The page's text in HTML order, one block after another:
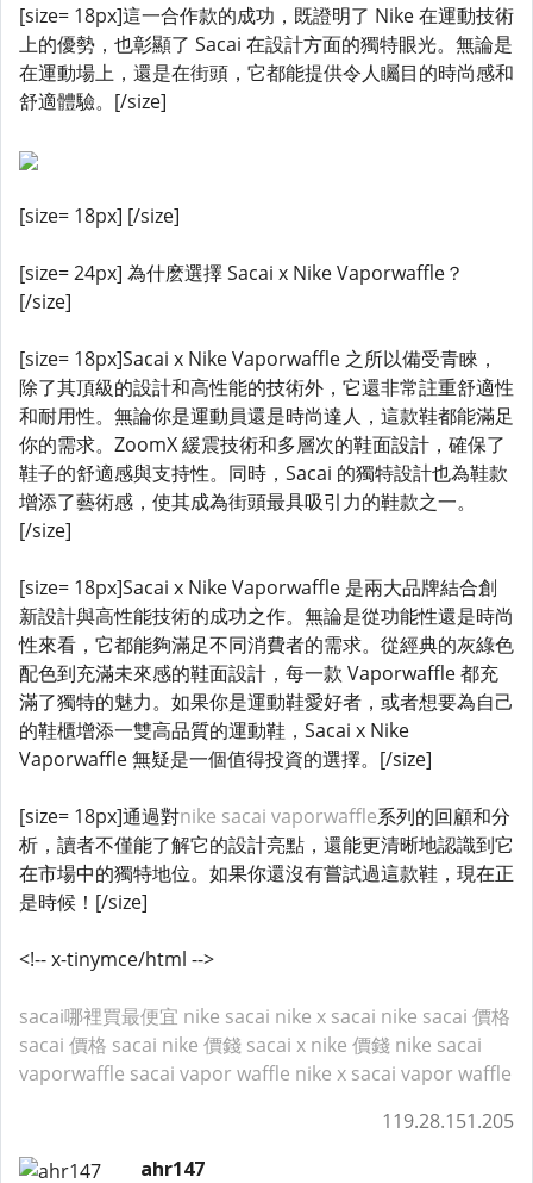
[size= 18px]這一合作款的成功，既證明了 Nike 在運動技術
上的優勢，也彰顯了 Sacai 在設計方面的獨特眼光。無論是
在運動場上，還是在街頭，它都能提供令人矚目的時尚感和
舒適體驗。[/size]
[size= 18px] [/size]
[size= 24px] 為什麽選擇 Sacai x Nike Vaporwaffle？
[/size]
[size= 18px]Sacai x Nike Vaporwaffle 之所以備受青睞，
除了其頂級的設計和高性能的技術外，它還非常註重舒適性
和耐用性。無論你是運動員還是時尚達人，這款鞋都能滿足
你的需求。ZoomX 緩震技術和多層次的鞋面設計，確保了
鞋子的舒適感與支持性。同時，Sacai 的獨特設計也為鞋款
增添了藝術感，使其成為街頭最具吸引力的鞋款之一。
[/size]
[size= 18px]Sacai x Nike Vaporwaffle 是兩大品牌結合創
新設計與高性能技術的成功之作。無論是從功能性還是時尚
性來看，它都能夠滿足不同消費者的需求。從經典的灰綠色
配色到充滿未來感的鞋面設計，每一款 Vaporwaffle 都充
滿了獨特的魅力。如果你是運動鞋愛好者，或者想要為自己
的鞋櫃增添一雙高品質的運動鞋，Sacai x Nike
Vaporwaffle 無疑是一個值得投資的選擇。[/size]
[size= 18px]通過對nike sacai vaporwaffle系列的回顧和分
析，讀者不僅能了解它的設計亮點，還能更清晰地認識到它
在市場中的獨特地位。如果你還沒有嘗試過這款鞋，現在正
是時候！[/size]
<!-- x-tinymce/html -->
sacai哪裡買最便宜 nike sacai nike x sacai nike sacai 價格
sacai 價格 sacai nike 價錢 sacai x nike 價錢 nike sacai
vaporwaffle sacai vapor waffle nike x sacai vapor waffle
119.28.151.205
ahr147